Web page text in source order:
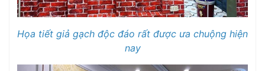
Họa tiết giả gạch độc đáo rất được ưa chuộng hiện
nay